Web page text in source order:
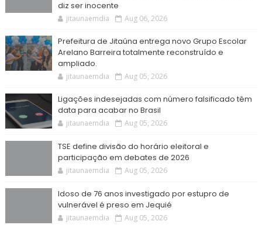
diz ser inocente
jitaunaemdia Aug 06, 2026
Prefeitura de Jitaúna entrega novo Grupo Escolar
Arelano Barreira totalmente reconstruído e
ampliado.
jitaunaemdia Aug 05, 2026
Ligações indesejadas com número falsificado têm
data para acabar no Brasil
jitaunaemdia Aug 05, 2026
TSE define divisão do horário eleitoral e
participação em debates de 2026
jitaunaemdia Aug 05, 2026
Idoso de 76 anos investigado por estupro de
vulnerável é preso em Jequié
jitaunaemdia Aug 05, 2026